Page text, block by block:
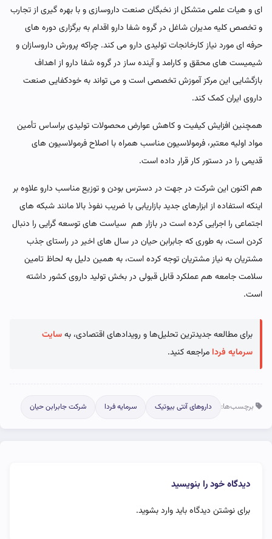
ای و هیات علمی متشکل از نخبگان صنعت داروسازی و با بهره گیری از تجارب
و تخصص کلیه مدیران شاغل در گروه شفا دارو اقدام به برگزاری دوره های
حرفه ای مورد نیاز کارخانجات تولیدی دارو می کند. چراکه پرورش داروسازان و
شیمیست های محقق و کارامد و آینده ساز در گروه شفا دارو از اهداف
بازگشایی این مرکز آموزش تخصصی است و می تواند به خودکفایی صنعت
داروی ایران کمک کند.
همچنین افزایش کیفیت و کاهش عوارض محصولات تولیدی براساس تأمین
مواد اولیه معتبر، فرمولاسیون مناسب همراه با اصلاح فرمولاسیون های
قدیمی را در دستور کار قرار داده است.
هم اکنون این شرکت در جهت در دسترس بودن و توزیع مناسب دارو علاوه بر
اینکه استفاده از ابزارهای جدید بازاریابی با ضریب نفوذ بالا مانند شبکه های
اجتماعی را اجرایی کرده است در بازار هم سیاست های توسعه گرایی را دنبال
کردن است، به طوری که جابرابن حیان در سال های اخیر در راستای جذب
مشتریان به نیاز مشتریان توجه کرده است‌، به همین دلیل به لحاظ تامین
سلامت جامعه هم عملکرد قابل قبولی در بخش تولید داروی کشور داشته
است.
برای مطالعه جدیدترین تحلیل‌ها و رویدادهای اقتصادی، بهسایت
سرمایه فردا مراجعه کنید.
برچسب‌ها: داروهای آنتی بیوتیک سرمایه فردا شرکت جابرابن حیان
دیدگاه خود را بنویسید
برای نوشتن دیدگاه بایدوارد بشوید.